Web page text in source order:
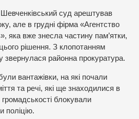
суд арештував
але в грудні фірма «Агентство
яка вже знесла частину пам’ятки,
рішення. З клопотанням
звернулася районна прокуратура.
вантажівки, на які почали
та речі, які ще знаходилися в
блокували
поліцію.